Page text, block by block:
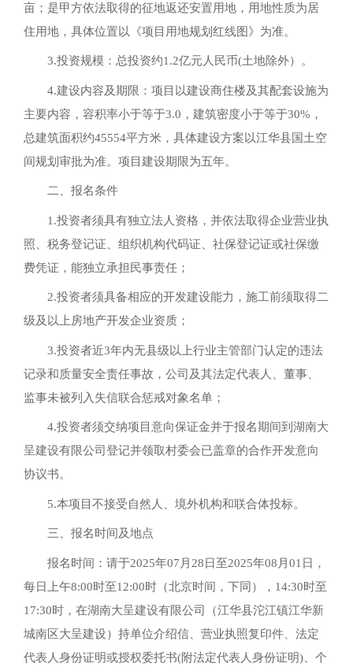
亩；是甲方依法取得的征地返还安置用地，用地性质为居
住用地，具体位置以《项目用地规划红线图》为准。
3.投资规模：总投资约1.2亿元人民币(土地除外）。
4.建设内容及期限：项目以建设商住楼及其配套设施为
主要内容，容积率小于等于3.0，建筑密度小于等于30%，
总建筑面积约45554平方米，具体建设方案以江华县国土空
间规划审批为准。项目建设期限为五年。
二、报名条件
1.投资者须具有独立法人资格，并依法取得企业营业执
照、税务登记证、组织机构代码证、社保登记证或社保缴
费凭证，能独立承担民事责任；
2.投资者须具备相应的开发建设能力，施工前须取得二
级及以上房地产开发企业资质；
3.投资者近3年内无县级以上行业主管部门认定的违法
记录和质量安全责任事故，公司及其法定代表人、董事、
监事未被列入失信联合惩戒对象名单；
4.投资者须交纳项目意向保证金并于报名期间到湖南大
呈建设有限公司登记并领取村委会已盖章的合作开发意向
协议书。
5.本项目不接受自然人、境外机构和联合体投标。
三、报名时间及地点
报名时间：请于2025年07月28日至2025年08月01日，
每日上午8:00时至12:00时（北京时间，下同），14:30时至
17:30时，在湖南大呈建设有限公司（江华县沱江镇江华新
城南区大呈建设）持单位介绍信、营业执照复印件、法定
代表人身份证明或授权委托书(附法定代表人身份证明)、个